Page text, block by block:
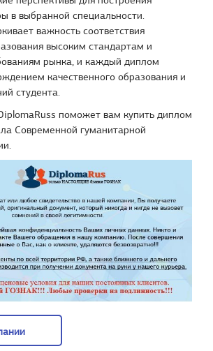
в выбранной специальности.
важность соответствия
высоким стандартам и
рынка, и каждый диплом
качественного образования и
студента.
поможет вам купить диплом
Современной гуманитарной